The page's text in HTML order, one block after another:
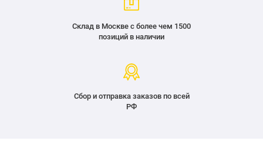
Склад в Москве с более чем 1500
позиций в наличии
Сбор и отправка заказов по всей
РФ